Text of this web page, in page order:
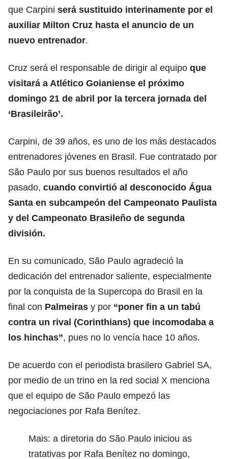
que Carpini será sustituido interinamente por el
auxiliar Milton Cruz hasta el anuncio de un
nuevo entrenador.
Cruz será el responsable de dirigir al equipo que
visitará a Atlético Goianiense el próximo
domingo 21 de abril por la tercera jornada del
‘Brasileirão’.
Carpini, de 39 años, es uno de los más destacados
entrenadores jóvenes en Brasil. Fue contratado por
São Paulo por sus buenos resultados el año
pasado, cuando convirtió al desconocido Água
Santa en subcampeón del Campeonato Paulista
y del Campeonato Brasileño de segunda
división.
En su comunicado, São Paulo agradeció la
dedicación del entrenador saliente, especialmente
por la conquista de la Supercopa do Brasil en la
final con Palmeiras y por “poner fin a un tabú
contra un rival (Corinthians) que incomodaba a
los hinchas”, pues no lo vencía hace 10 años.
De acuerdo con el periodista brasilero Gabriel SA,
por medio de un trino en la red social X menciona
que el equipo de São Paulo empezó las
negociaciones por Rafa Benítez.
Mais: a diretoria do São Paulo iniciou as
tratativas por Rafa Benítez no domingo,